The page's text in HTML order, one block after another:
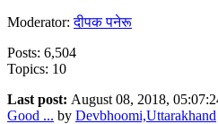
Moderator:दीपक पनेरू
Posts: 6,504
Topics: 10
Last post: August 08, 2018,
Good ... by Devbhoomi,Uttarakhand